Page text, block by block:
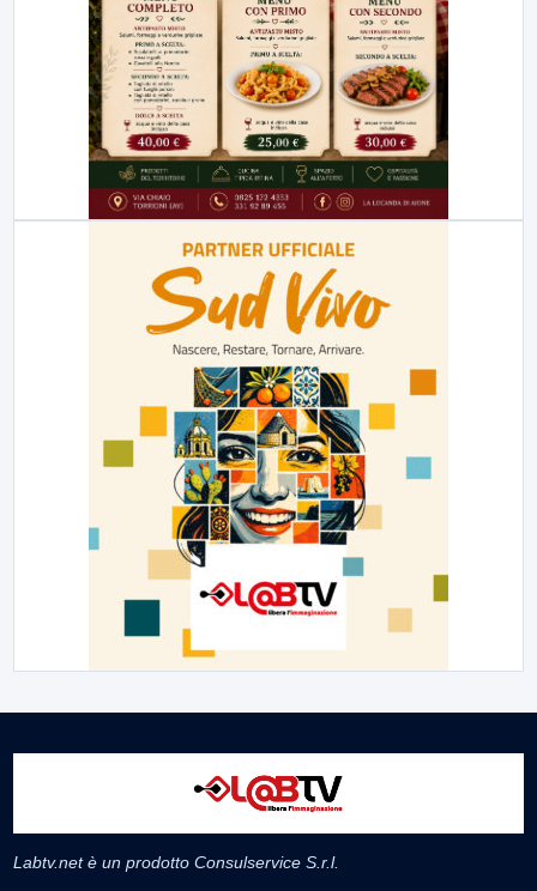
Labtv.net è un prodotto Consulservice S.r.l.